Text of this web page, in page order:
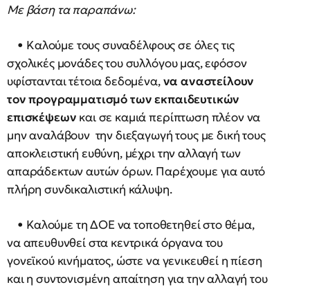
Mε βάση τα παραπάνω:
• Kαλούμε τους συναδέλφους σε όλες τις
σχολικές μονάδες του συλλόγου μας, εφόσον
υφίστανται τέτοια δεδομένα,να αναστείλουν
τον προγραμματισμό των εκπαιδευτικών
επισκέψεων και σε καμιά περίπτωση πλέον να
μην αναλάβουν την διεξαγωγή τους με δική τους
αποκλειστική ευθύνη, μέχρι την αλλαγή των
απαράδεκτων αυτών όρων. Παρέχουμε για αυτό
πλήρη συνδικαλιστική κάλυψη.
• Καλούμε τη ΔΟΕ να τοποθετηθεί στο θέμα,
να απευθυνθεί στα κεντρικά όργανα του
γονεϊκού κινήματος, ώστε να γενικευθεί η πίεση
και η συντονισμένη απαίτηση για την αλλαγή του